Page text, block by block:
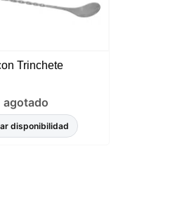
Trinchete
agotado
disponibilidad